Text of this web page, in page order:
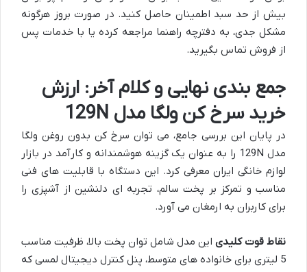
بیش از حد سبد اطمینان حاصل کنید. در صورت بروز هرگونه
مشکل جدی، به دفترچه راهنما مراجعه کرده یا با خدمات پس
از فروش تماس بگیرید.
جمع بندی نهایی و کلام آخر: ارزش
خرید سرخ کن ولگا مدل 129N
در پایان این بررسی جامع، می توان سرخ کن بدون روغن ولگا
مدل 129N را به عنوان یک گزینه هوشمندانه و کارآمد در بازار
لوازم خانگی ایران معرفی کرد. این دستگاه با قابلیت های فنی
مناسب و تمرکز بر پخت سالم، تجربه ای دلنشین از آشپزی را
برای کاربران به ارمغان می آورد.
نقاط قوت کلیدی این مدل شامل توان پخت بالا، ظرفیت مناسب
5 لیتری برای خانواده های متوسط، پنل کنترل دیجیتال لمسی که